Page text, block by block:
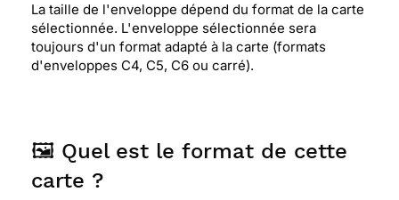
⭐⭐⭐⭐⭐ Le 04/01/2012 : Carte choisie pour des
aquarophiles.
couleures.
La taille de l'enveloppe dépend du format de la carte
sélectionnée. L'enveloppe sélectionnée sera
toujours d'un format adapté à la carte (formats
d'enveloppes C4, C5, C6 ou carré).
🖼️ Quel est le format de cette
carte ?